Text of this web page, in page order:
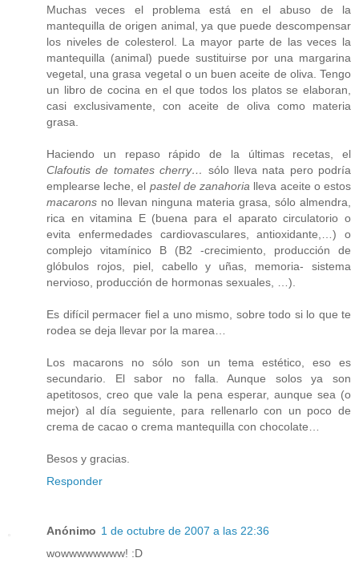
Muchas veces el problema está en el abuso de la
mantequilla de origen animal, ya que puede descompensar
los niveles de colesterol. La mayor parte de las veces la
mantequilla (animal) puede sustituirse por una margarina
vegetal, una grasa vegetal o un buen aceite de oliva. Tengo
un libro de cocina en el que todos los platos se elaboran,
casi exclusivamente, con aceite de oliva como materia
grasa.
Haciendo un repaso rápido de la últimas recetas, el
Clafoutis de tomates cherry… sólo lleva nata pero podría
emplearse leche, el pastel de zanahoria lleva aceite o estos
macarons no llevan ninguna materia grasa, sólo almendra,
rica en vitamina E (buena para el aparato circulatorio o
evita enfermedades cardiovasculares, antioxidante,…) o
complejo vitamínico B (B2 -crecimiento, producción de
glóbulos rojos, piel, cabello y uñas, memoria- sistema
nervioso, producción de hormonas sexuales, …).
Es difícil permacer fiel a uno mismo, sobre todo si lo que te
rodea se deja llevar por la marea…
Los macarons no sólo son un tema estético, eso es
secundario. El sabor no falla. Aunque solos ya son
apetitosos, creo que vale la pena esperar, aunque sea (o
mejor) al día seguiente, para rellenarlo con un poco de
crema de cacao o crema mantequilla con chocolate…
Besos y gracias.
Responder
Anónimo 1 de octubre de 2007 a las 22:36
wowwwwwwww! :D